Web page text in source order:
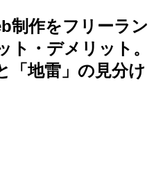
制作をフリーラン
ト・デメリット。
「地雷」の見分け